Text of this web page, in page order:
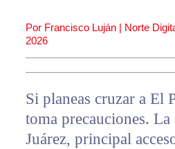
Por Francisco Luján | Norte
2026
Si planeas cruzar a El
toma precauciones.
Juárez, principal